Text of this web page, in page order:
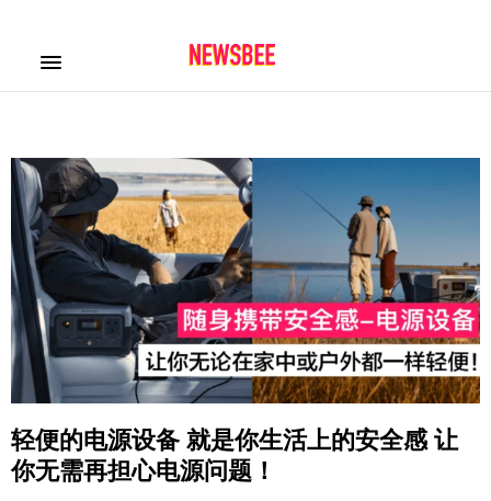
轻便的电源设备 就是你生活上的安全感 让
你无需再担心电源问题！